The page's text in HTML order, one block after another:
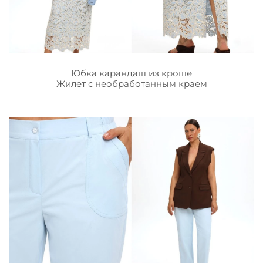
Юбка карандаш из кроше
Жилет с необработанным краем